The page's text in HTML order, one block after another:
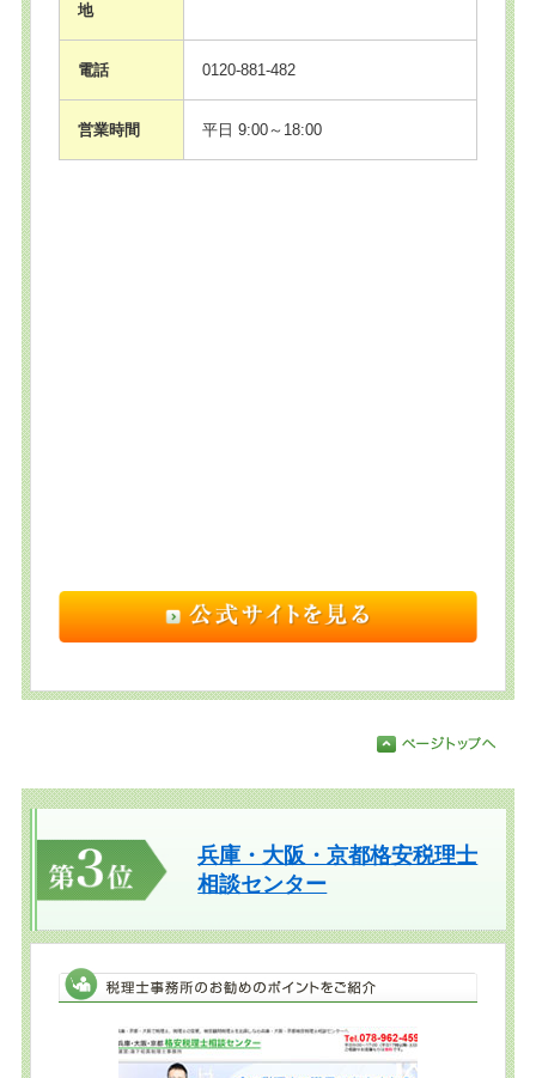
地
電話 0120-881-482
営業時間 平日 9:00～18:00
兵庫・大阪・京都格安税理士
相談センター